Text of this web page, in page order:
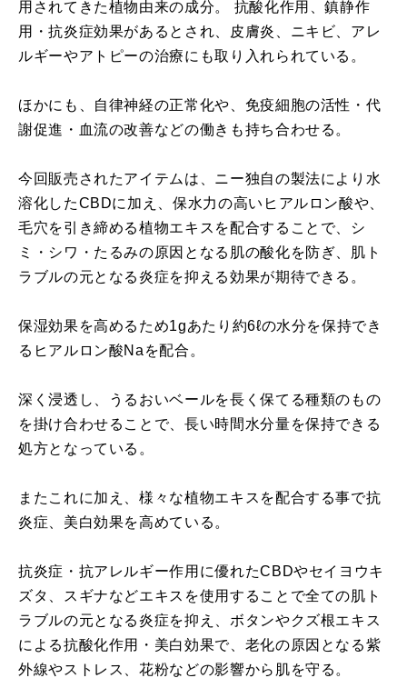
用されてきた植物由来の成分。 抗酸化作用、鎮静作
用・抗炎症効果があるとされ、皮膚炎、ニキビ、アレ
ルギーやアトピーの治療にも取り入れられている。
ほかにも、自律神経の正常化や、免疫細胞の活性・代
謝促進・血流の改善などの働きも持ち合わせる。
今回販売されたアイテムは、ニー独自の製法により水
溶化したCBDに加え、保水力の高いヒアルロン酸や、
毛穴を引き締める植物エキスを配合することで、シ
ミ・シワ・たるみの原因となる肌の酸化を防ぎ、肌ト
ラブルの元となる炎症を抑える効果が期待できる。
保湿効果を高めるため1gあたり約6ℓの水分を保持でき
るヒアルロン酸Naを配合。
深く浸透し、うるおいベールを長く保てる種類のもの
を掛け合わせることで、長い時間水分量を保持できる
処方となっている。
またこれに加え、様々な植物エキスを配合する事で抗
炎症、美白効果を高めている。
抗炎症・抗アレルギー作用に優れたCBDやセイヨウキ
ズタ、スギナなどエキスを使用することで全ての肌ト
ラブルの元となる炎症を抑え、ボタンやクズ根エキス
による抗酸化作用・美白効果で、老化の原因となる紫
外線やストレス、花粉などの影響から肌を守る。